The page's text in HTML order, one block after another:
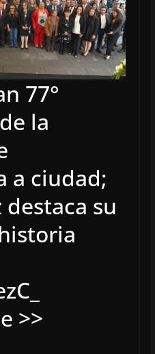
77°
la
a ciudad;
destaca su
>>